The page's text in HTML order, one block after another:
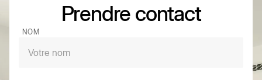
Prendre contact
NOM